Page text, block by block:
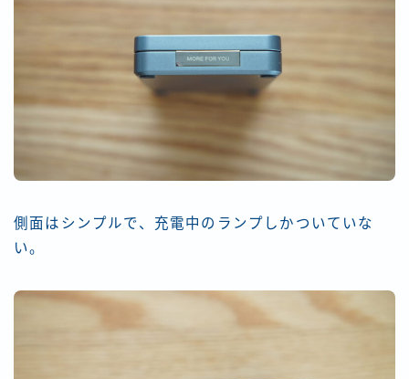
側面はシンプルで、充電中のランプしかついていな
い。